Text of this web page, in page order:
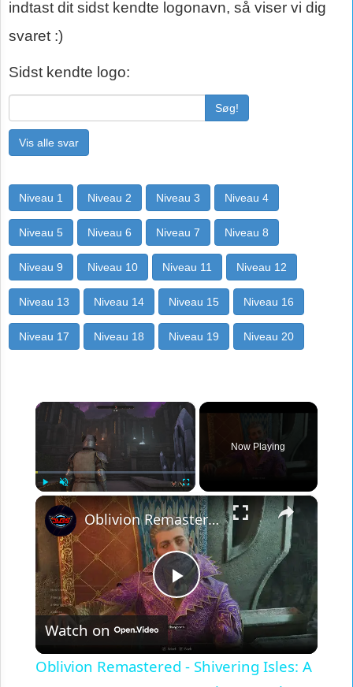
indtast dit sidst kendte logonavn, så viser vi dig
svaret :)
Sidst kendte logo:
Søg!
Vis alle svar
Niveau 1 Niveau 2 Niveau 3 Niveau 4
Niveau 5 Niveau 6 Niveau 7 Niveau 8
Niveau 9 Niveau 10 Niveau 11 Niveau 12
Niveau 13 Niveau 14 Niveau 15 Niveau 16
Niveau 17 Niveau 18 Niveau 19 Niveau 20
×
Unmute Fullscreen
Now Playing
×
Play
Video
Oblivion Remastered - Shivering Isles: A Better Mousetrap: Meet Sheogorath (Charity of Madness Gift)
Watch on
Oblivion Remastered - Shivering Isles: A